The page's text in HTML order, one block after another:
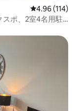
レビュー114
4.96 (114)
ポ、2室4名用駐